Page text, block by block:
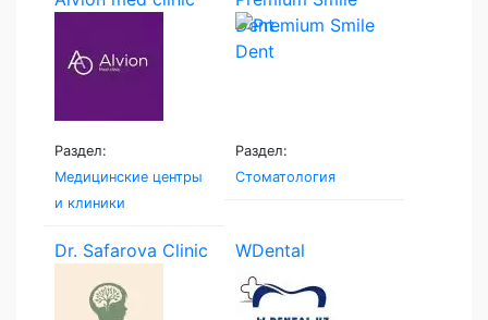
Раздел:
Медицинские центры
и клиники
Dent
Раздел:
Стоматология
Dr. Safarova Clinic WDental